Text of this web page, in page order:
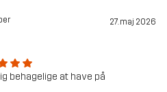
27. maj 2026
behagelige at have på